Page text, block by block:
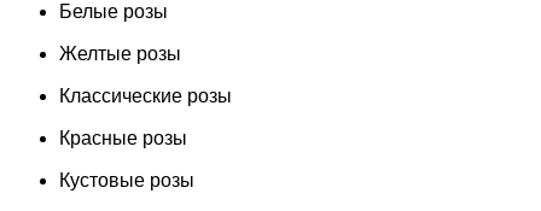
Белые розы
Желтые розы
Классические розы
Красные розы
Кустовые розы